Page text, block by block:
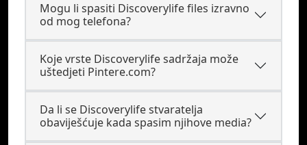
Mogu li spasiti Discoverylife files izravno
od mog telefona?
Koje vrste Discoverylife sadržaja može
uštedjeti Pintere.com?
Da li se Discoverylife stvaratelja
obaviješćuje kada spasim njihove media?